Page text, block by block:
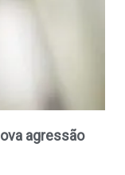
agressão